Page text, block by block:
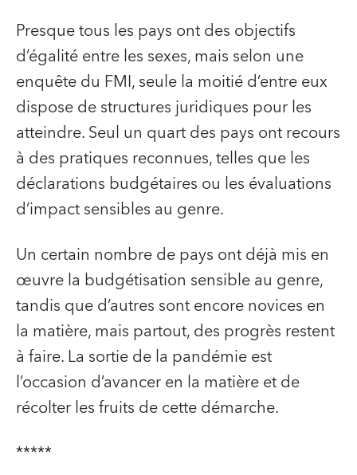
Presque tous les pays ont des objectifs
d’égalité entre les sexes, mais selon une
enquête du FMI, seule la moitié d’entre eux
dispose de structures juridiques pour les
atteindre. Seul un quart des pays ont recours
à des pratiques reconnues, telles que les
déclarations budgétaires ou les évaluations
d’impact sensibles au genre.
Un certain nombre de pays ont déjà mis en
œuvre la budgétisation sensible au genre,
tandis que d’autres sont encore novices en
la matière, mais partout, des progrès restent
à faire. La sortie de la pandémie est
l’occasion d’avancer en la matière et de
récolter les fruits de cette démarche.
*****